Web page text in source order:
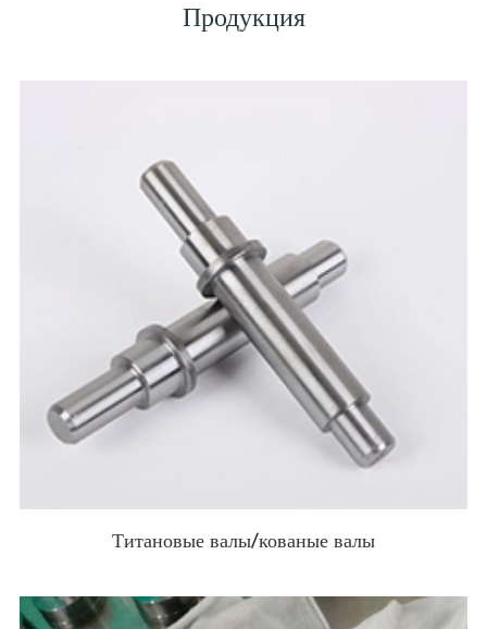
Продукция
Титановые валы/кованые валы